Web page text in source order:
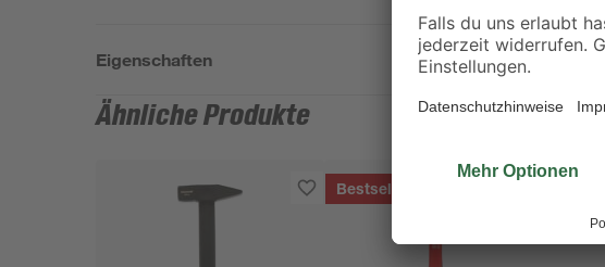
Eigenschaften
Ähnliche Produkte
Bestseller